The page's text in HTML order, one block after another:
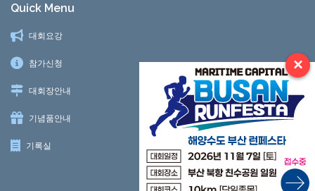
Quick Menu
대회요강
참가신청
대회장안내
기념품안내
기록실
×